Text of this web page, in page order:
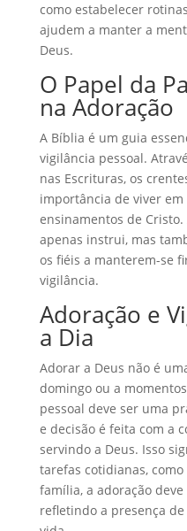
como estabelecer
ajudem a manter a
Deus.
O Papel da
na Adoração
A Bíblia é um guia
vigilância pessoal.
nas Escrituras, os
importância de viver
ensinamentos de Cristo.
apenas instrui, mas
os fiéis a manterem-se
vigilância.
Adoração e
a Dia
Adorar a Deus não é
domingo ou a
pessoal deve ser uma
e decisão é feita com a
servindo a Deus. Isso
tarefas cotidianas,
família, a adoração
refletindo a presença